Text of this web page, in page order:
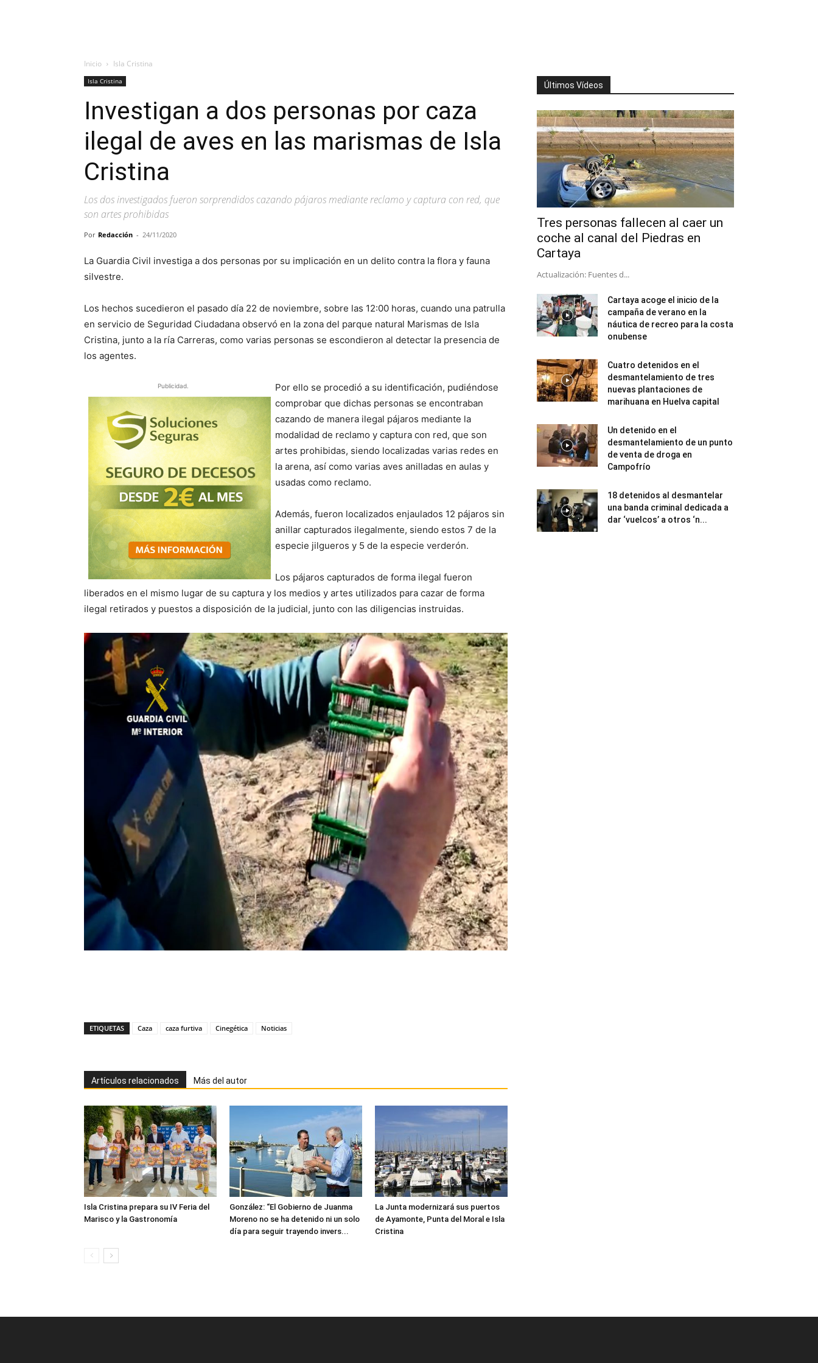
Inicio Isla Cristina
Isla Cristina
Investigan a dos personas por caza
ilegal de aves en las marismas de Isla
Cristina
Los dos investigados fueron sorprendidos cazando pájaros mediante reclamo y captura con red, que
son artes prohibidas
Por Redacción - 24/11/2020
La Guardia Civil investiga a dos personas por su implicación en un delito contra la flora y fauna
silvestre.
Los hechos sucedieron el pasado día 22 de noviembre, sobre las 12:00 horas, cuando una patrulla
en servicio de Seguridad Ciudadana observó en la zona del parque natural Marismas de Isla
Cristina, junto a la ría Carreras, como varias personas se escondieron al detectar la presencia de
los agentes.
Publicidad.
Por ello se procedió a su identificación, pudiéndose
comprobar que dichas personas se encontraban
cazando de manera ilegal pájaros mediante la
modalidad de reclamo y captura con red, que son
artes prohibidas, siendo localizadas varias redes en
la arena, así como varias aves anilladas en aulas y
usadas como reclamo.
Además, fueron localizados enjaulados 12 pájaros sin
anillar capturados ilegalmente, siendo estos 7 de la
especie jilgueros y 5 de la especie verderón.
Los pájaros capturados de forma ilegal fueron
liberados en el mismo lugar de su captura y los medios y artes utilizados para cazar de forma
ilegal retirados y puestos a disposición de la judicial, junto con las diligencias instruidas.
ETIQUETAS Caza caza furtiva Cinegética Noticias
Artículos relacionados Más del autor
Isla Cristina prepara su IV Feria del
Marisco y la Gastronomía
González: “El Gobierno de Juanma
Moreno no se ha detenido ni un solo
día para seguir trayendo invers...
La Junta modernizará sus puertos
de Ayamonte, Punta del Moral e Isla
Cristina
Últimos Vídeos
Tres personas fallecen al caer un
coche al canal del Piedras en
Cartaya
Actualización: Fuentes d...
Cartaya acoge el inicio de la
campaña de verano en la
náutica de recreo para la costa
onubense
Cuatro detenidos en el
desmantelamiento de tres
nuevas plantaciones de
marihuana en Huelva capital
Un detenido en el
desmantelamiento de un punto
de venta de droga en
Campofrío
18 detenidos al desmantelar
una banda criminal dedicada a
dar ‘vuelcos’ a otros ‘n...